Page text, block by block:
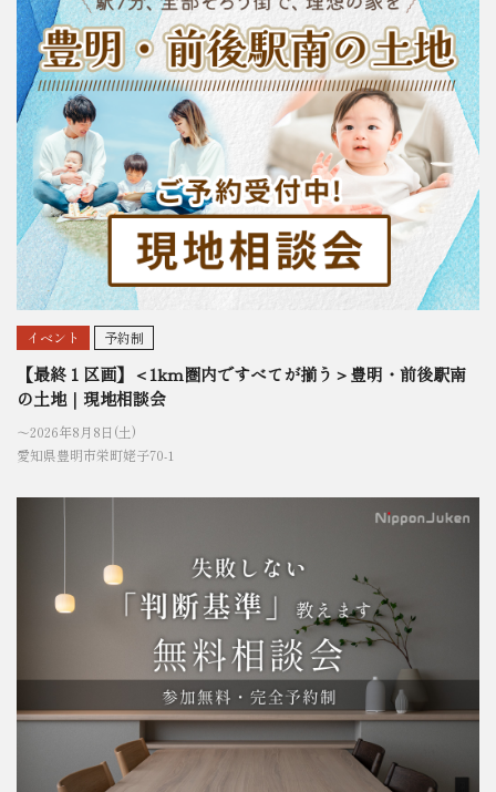
イベント 予約制
【最終１区画】＜1km圏内ですべてが揃う＞豊明・前後駅南
の土地｜現地相談会
〜2026年8月8日(土)
愛知県豊明市栄町姥子70-1